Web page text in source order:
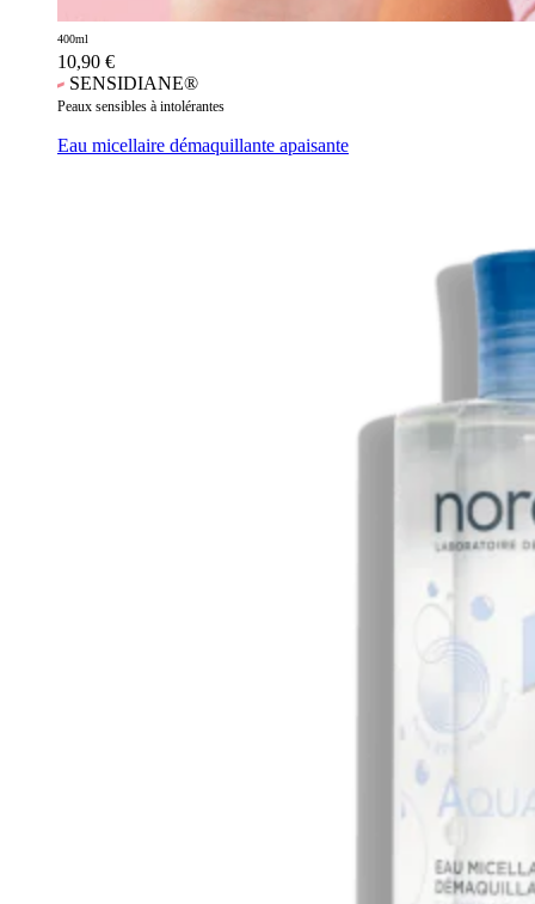
400ml
10,90 €
SENSIDIANE®
Peaux sensibles à intolérantes
Eau micellaire démaquillante apaisante